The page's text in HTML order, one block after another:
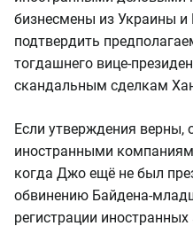
бизнесмены из Украины
подтвердить
тогдашнего вице-
скандальным сделкам
Если утверждения верны,
иностранными
когда Джо ещё не был
обвинению Байдена-
регистрации иностранных